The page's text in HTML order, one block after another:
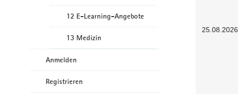
12 E-Learning-Angebote
13 Medizin
Anmelden
Registrieren
25.08.2026